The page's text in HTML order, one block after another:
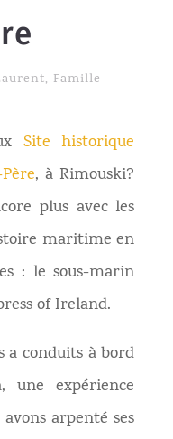
, Famille
Site historique
, à Rimouski?
plus avec les
maritime en
: le sous-marin
of Ireland.
a conduits à bord
une expérience
arpenté ses